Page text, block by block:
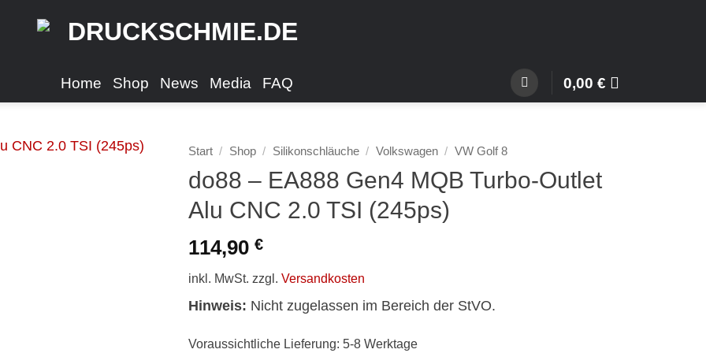
Home Shop News Media FAQ 0,00 €
Start / Shop / Silikonschläuche / Volkswagen / VW Golf 8
do88 – EA888 Gen4 MQB Turbo-Outlet
Alu CNC 2.0 TSI (245ps)
114,90 €
inkl. MwSt. zzgl. Versandkosten
Hinweis: Nicht zugelassen im Bereich der StVO.
Voraussichtliche Lieferung: 5-8 Werktage